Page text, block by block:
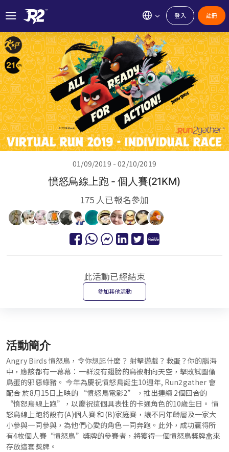
登入 註冊
01/09/2019 - 02/10/2019
憤怒鳥線上跑 - 個人賽(21KM)
175 人已報名參加
此活動已經結束
參加其他活動
活動簡介
Angry Birds 憤怒鳥，令你想起什麼？ 射擊遊戲？救蛋？你的腦海
中，應該都有一幕幕：一群沒有翅膀的鳥被射向天空，擊敗試圖偷
鳥蛋的邪惡綠豬。 今年為慶祝憤怒鳥誕生10週年, Run2gather 會
配合 於8月15日上映的 “憤怒鳥電影2” ，推出連續 2個回合的
“憤怒鳥線上跑”，以慶祝這個具表性的卡通角色的10歲生日。 憤
怒鳥線上跑將設有(A)個人賽 和(B)家庭賽，讓不同年齡層及一家大
小參與一同參與，為他們心愛的角色一同奔跑。此外，成功贏得所
有4枚個人賽“憤怒鳥”獎牌的參賽者，將獲得一個憤怒鳥獎牌盒來
存放這套獎牌。